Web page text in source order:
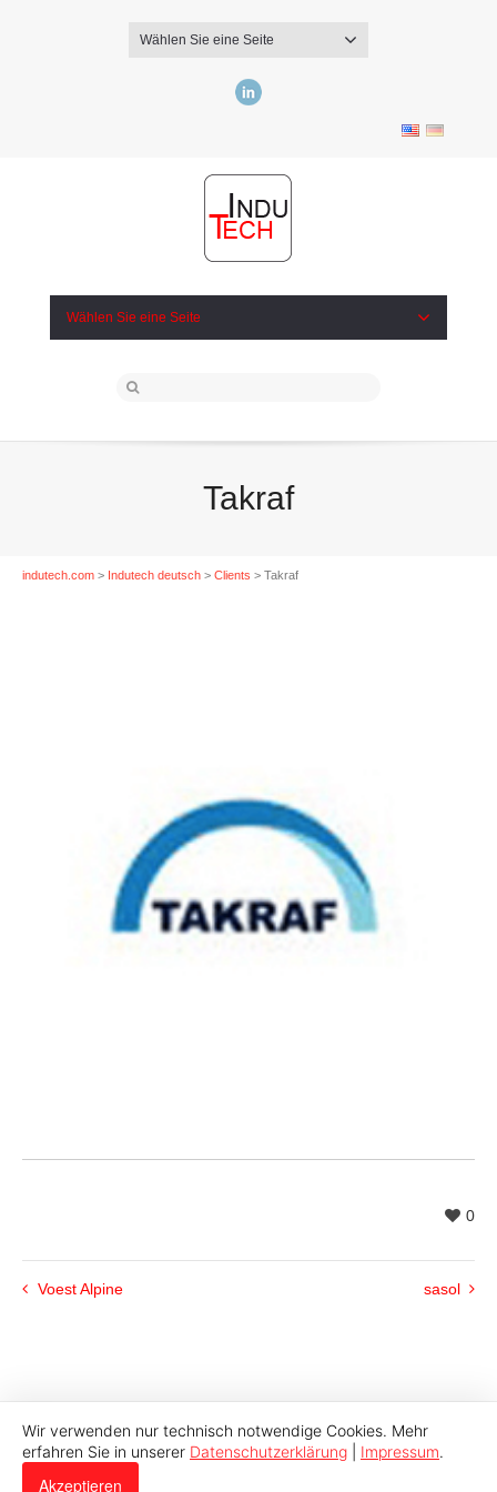
Wählen Sie eine Seite
Wählen Sie eine Seite
Takraf
indutech.com > Indutech deutsch > Clients > Takraf
0
Voest Alpine sasol
© 2026 Indutech |Impressum|Datenschutz
Wir verwenden nur technisch notwendige Cookies. Mehr
erfahren Sie in unserer Datenschutzerklärung Impressum.
Akzeptieren